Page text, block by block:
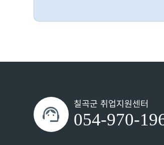
support_agent 칠곡군 취업지원센터
054-970-